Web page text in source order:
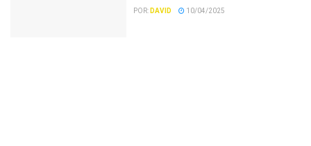
POR: DAVID 10/04/2025